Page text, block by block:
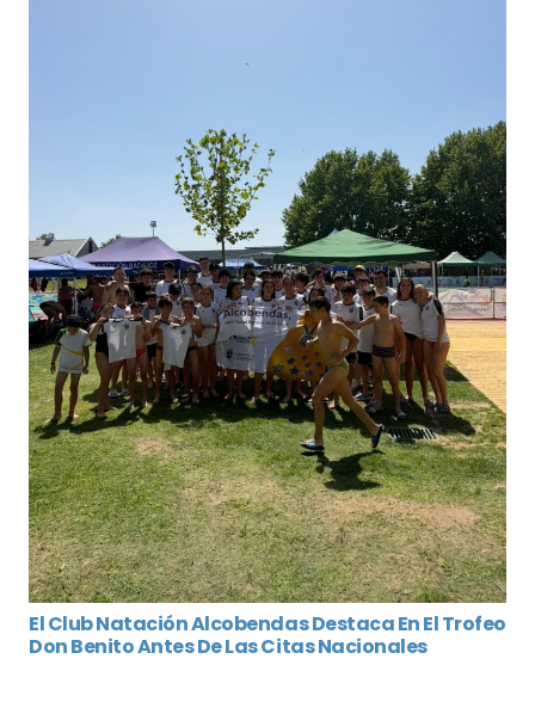
El Club Natación Alcobendas Destaca En El Trofeo
Don Benito Antes De Las Citas Nacionales